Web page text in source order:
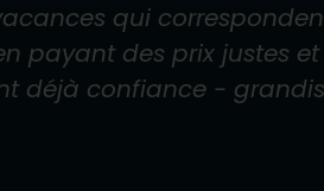
qui
payant des prix justes
déjà confiance -